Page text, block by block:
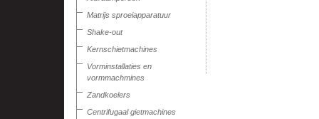
Matrijs sproeiapparatuur
Shake-out
Kernschietmachines
Vorminstallaties en
vormmachmines
Zandkoelers
Centrifugaal gietmachines